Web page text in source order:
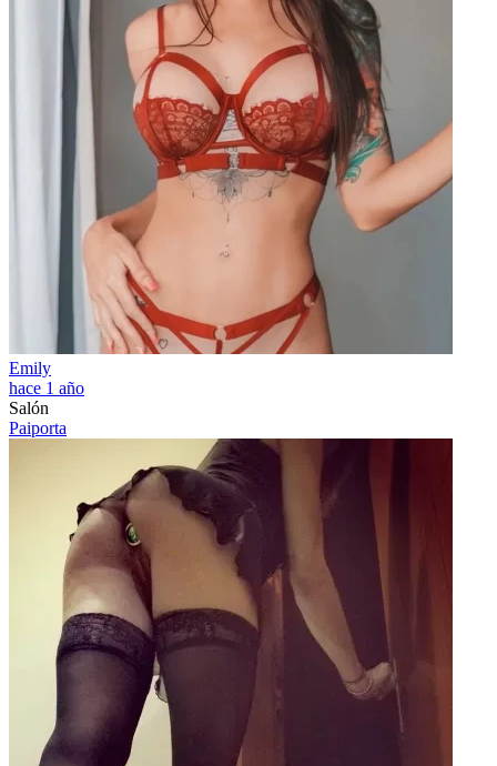
Emily
hace 1 año
Salón
Paiporta